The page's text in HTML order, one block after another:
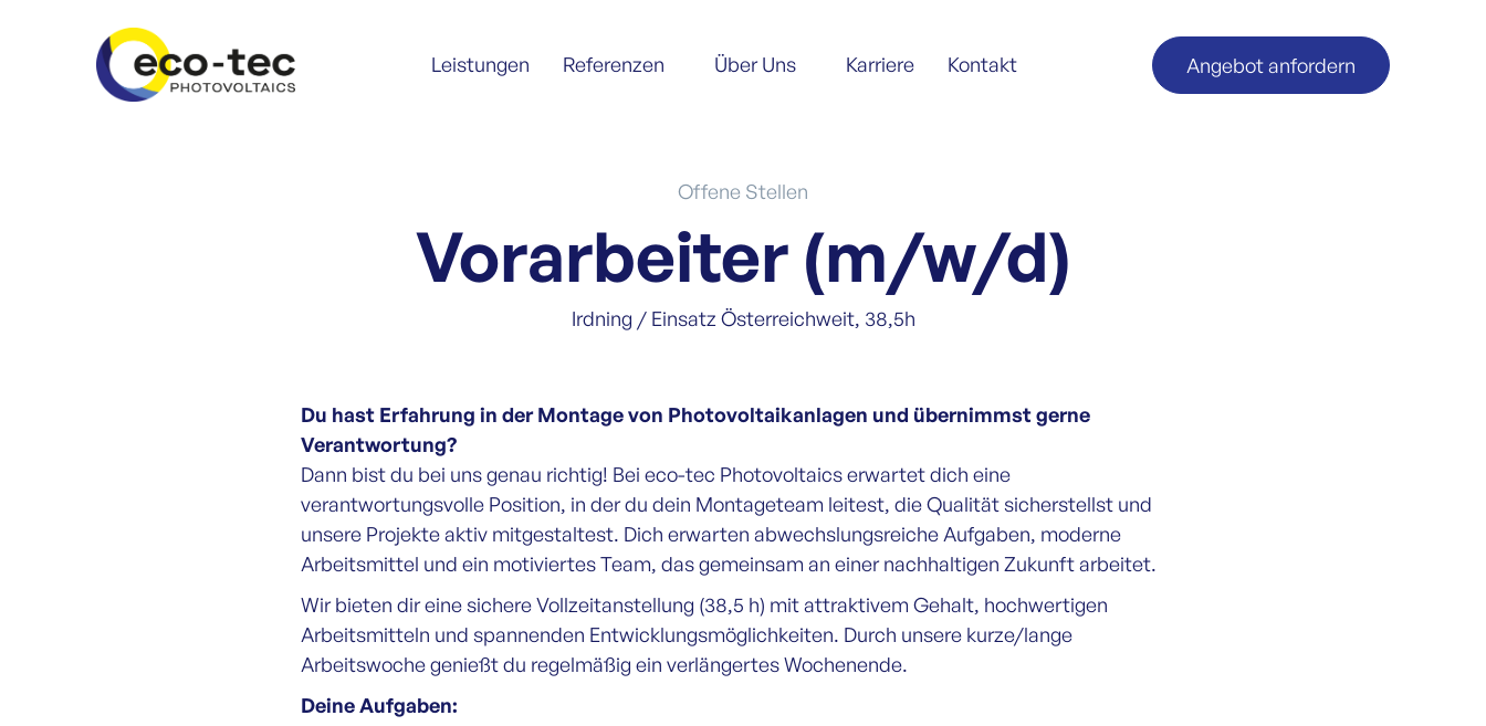
Leistungen Referenzen Über Uns Karriere Kontakt Angebot anfordern
Offene Stellen
Vorarbeiter (m/w/d)
Irdning / Einsatz Österreichweit, 38,5h
Du hast Erfahrung in der Montage von Photovoltaikanlagen und übernimmst gerne
Verantwortung?
Dann bist du bei uns genau richtig! Bei eco-tec Photovoltaics erwartet dich eine
verantwortungsvolle Position, in der du dein Montageteam leitest, die Qualität sicherstellst und
unsere Projekte aktiv mitgestaltest. Dich erwarten abwechslungsreiche Aufgaben, moderne
Arbeitsmittel und ein motiviertes Team, das gemeinsam an einer nachhaltigen Zukunft arbeitet.
Wir bieten dir eine sichere Vollzeitanstellung (38,5 h) mit attraktivem Gehalt, hochwertigen
Arbeitsmitteln und spannenden Entwicklungsmöglichkeiten. Durch unsere kurze/lange
Arbeitswoche genießt du regelmäßig ein verlängertes Wochenende.
Deine Aufgaben: